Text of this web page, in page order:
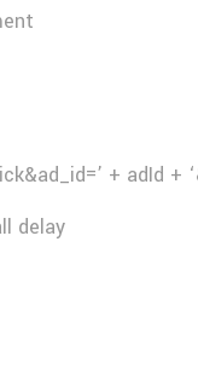
+ adId +
delay